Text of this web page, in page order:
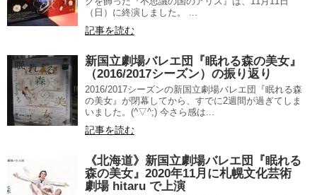
（日）に終演しました。 ...
記事を読む
新国立劇場バレエ団『眠れる森の美女』
（2016/2017シーズン）の振り返り
2016/2017シーズンの新国立劇場バレエ団『眠れる森
の美女』が閉幕してから、すでに2週間が過ぎてしま
いました。(^▽^;) 今さら感は...
記事を読む
《北海道》新国立劇場バレエ団『眠れる
森の美女』2020年11月に札幌文化芸術
劇場 hitaru で上演